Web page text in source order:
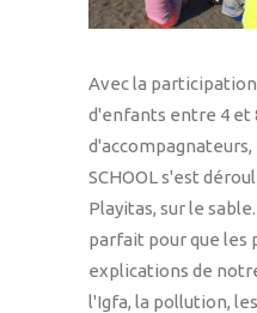
Avec la
d'enfants entre 4 et
SCHOOL s'est
Playitas, sur le
parfait pour que les
explications de
l'Igfa, la pollution,